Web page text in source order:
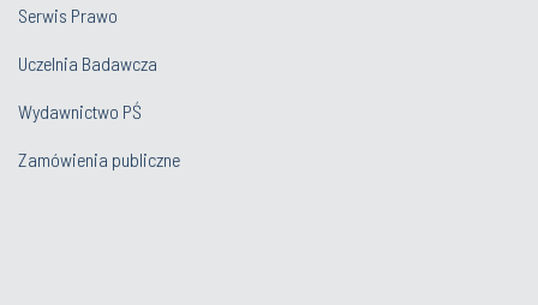
Serwis Prawo
Uczelnia Badawcza
Wydawnictwo PŚ
Zamówienia publiczne